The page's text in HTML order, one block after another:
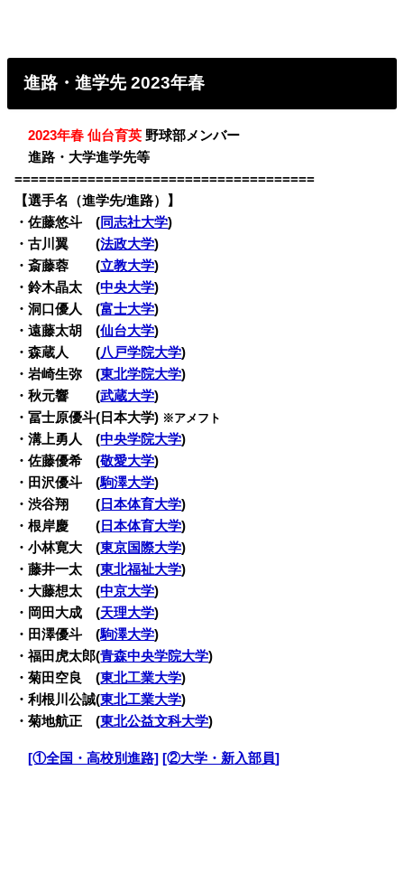
進路・進学先 2023年春
・2023年春 仙台育英 野球部メンバー
・進路・大学進学先等
=====================================
【選手名（進学先/進路）】
・佐藤悠斗 (同志社大学)
・古川翼 (法政大学)
・斎藤蓉 (立教大学)
・鈴木晶太 (中央大学)
・洞口優人 (富士大学)
・遠藤太胡 (仙台大学)
・森蔵人 (八戸学院大学)
・岩崎生弥 (東北学院大学)
・秋元響 (武蔵大学)
・冨士原優斗(日本大学) ※アメフト
・溝上勇人 (中央学院大学)
・佐藤優希 (敬愛大学)
・田沢優斗 (駒澤大学)
・渋谷翔 ( 日本体育大学)
・根岸慶 ( 日本体育大学)
・小林寛大 (東京国際大学)
・藤井一太 (東北福祉大学)
・大藤想太 (中京大学)
・岡田大成 (天理大学)
・田澤優斗 (駒澤大学)
・福田虎太郎(青森中央学院大学)
・菊田空良 (東北工業大学)
・利根川公誠(東北工業大学)
・菊地航正 (東北公益文科大学)
・[①全国・高校別進路] [②大学・新入部員]